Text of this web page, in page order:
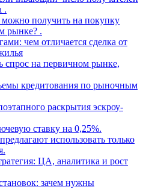
.
получить на покупку
рынке? .
чем отличается сделка от
спрос на первичном рынке,
кредитования по рыночным
раскрытия эскроу-
ставку на 0,25%.
использовать только
ЦА, аналитика и рост
зачем нужны